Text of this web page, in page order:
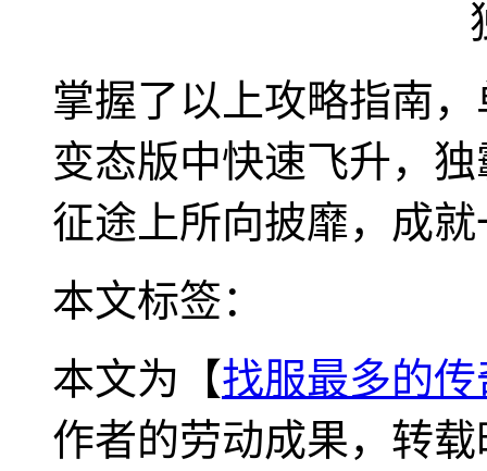
掌握了以上攻略指南
变态版中快速飞升，
征途上所向披靡，成
本文标签：
本文为【找服最多的
作者的劳动成果，转